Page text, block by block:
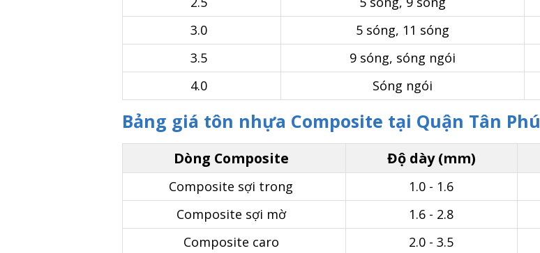
3.0
5 sóng, 11 sóng
3.5
9 sóng, sóng ngói
4.0
Sóng ngói
Bảng giá tôn nhựa Composite tại Quận Tân Phú
Dòng Composite Độ dày (mm)
Composite sợi trong 1.0 - 1.6
Composite sợi mờ
1.6 - 2.8
Composite caro
2.0 - 3.5